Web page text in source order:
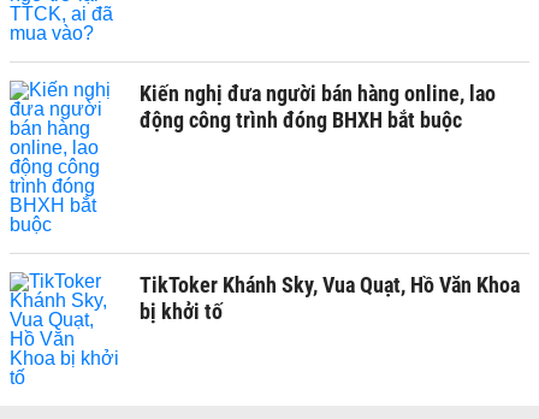
Kiến nghị đưa người bán hàng online, lao
động công trình đóng BHXH bắt buộc
TikToker Khánh Sky, Vua Quạt, Hồ Văn Khoa
bị khởi tố